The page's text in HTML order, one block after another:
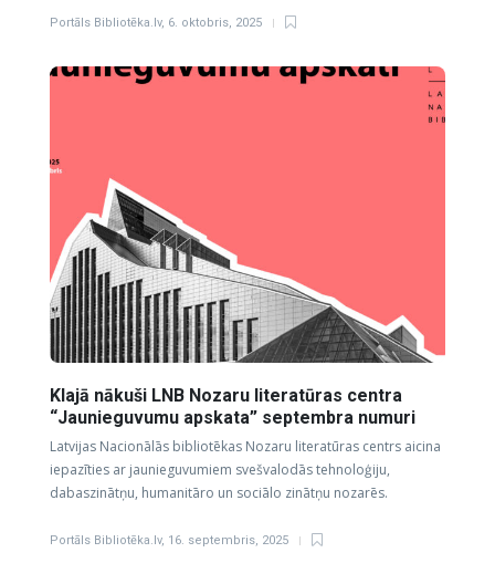
Portāls Bibliotēka.lv, 6. oktobris, 2025
Klajā nākuši LNB Nozaru literatūras centra
“Jaunieguvumu apskata” septembra numuri
Latvijas Nacionālās bibliotēkas Nozaru literatūras centrs aicina
iepazīties ar jaunieguvumiem svešvalodās tehnoloģiju,
dabaszinātņu, humanitāro un sociālo zinātņu nozarēs.
Portāls Bibliotēka.lv, 16. septembris, 2025